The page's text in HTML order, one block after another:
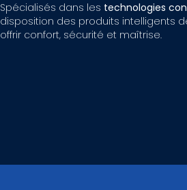
Spécialisés dans les technologies
disposition des produits intelligents
offrir confort, sécurité et maîtrise.